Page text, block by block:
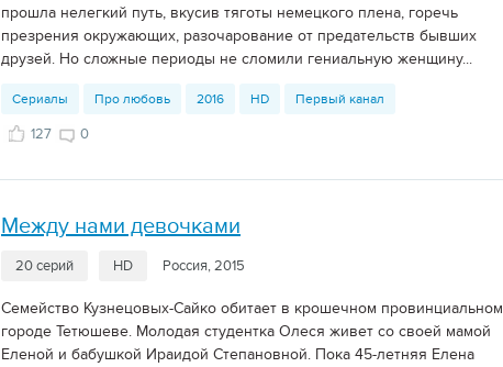
прошла нелегкий путь, вкусив тяготы немецкого плена, горечь
презрения окружающих, разочарование от предательств бывших
друзей. Но сложные периоды не сломили гениальную женщину...
Сериалы Про любовь 2016 HD Первый канал
127 0
Между нами девочками
20 серий HD Россия, 2015
Семейство Кузнецовых-Сайко обитает в крошечном провинциальном
городе Тетюшеве. Молодая студентка Олеся живет со своей мамой
Еленой и бабушкой Ираидой Степановной. Пока 45-летняя Елена